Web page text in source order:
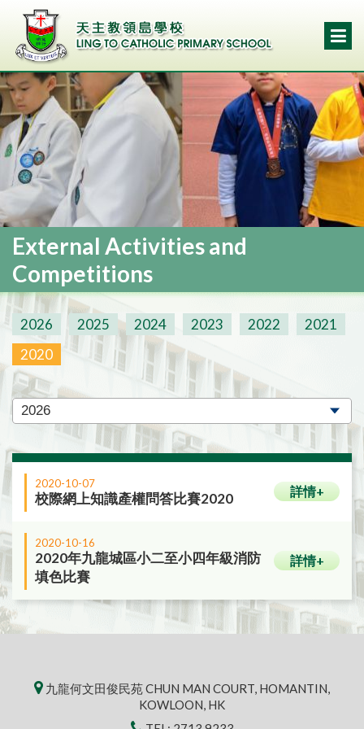
External Activities and
Competitions
2026 2025 2024 2023 2022
2021
2020
2020-10-07
校際網上知識產權問答比賽2020 詳情+
2020-10-16
2020年九龍城區小二至小四年級消防
填色比賽
詳情+
九龍何文田俊民苑 CHUN MAN COURT, HOMANTIN,
KOWLOON, HK